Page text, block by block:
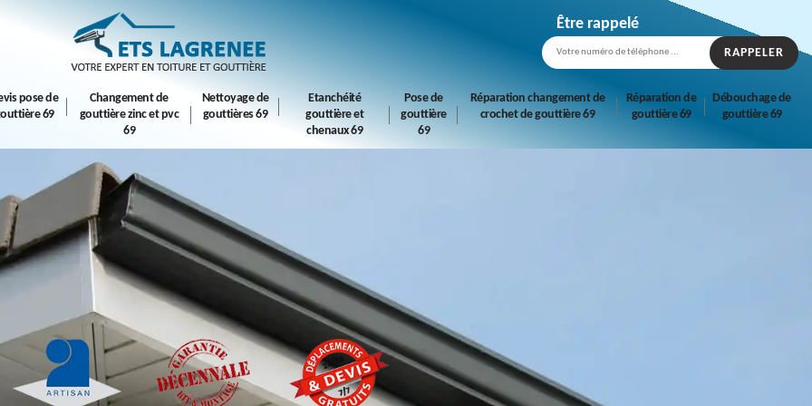
Être rappelé
pose de
69
Changement de
gouttière zinc et pvc
69
Nettoyage de
gouttières 69
Etanchéité
gouttière et
chenaux 69
Pose de
gouttière
69
Réparation changement de
crochet de gouttière 69
Réparation de
gouttière 69
Débouchage de
gouttière 69